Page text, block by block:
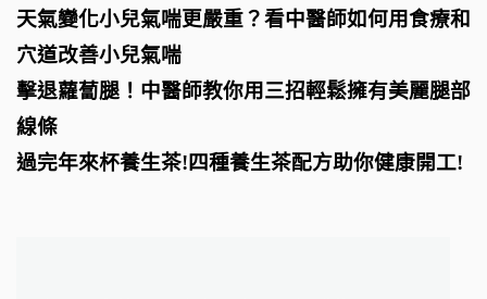
天氣變化小兒氣喘更嚴重？看中醫師如何用食療和
穴道改善小兒氣喘
擊退蘿蔔腿！中醫師教你用三招輕鬆擁有美麗腿部
線條
過完年來杯養生茶!四種養生茶配方助你健康開工!